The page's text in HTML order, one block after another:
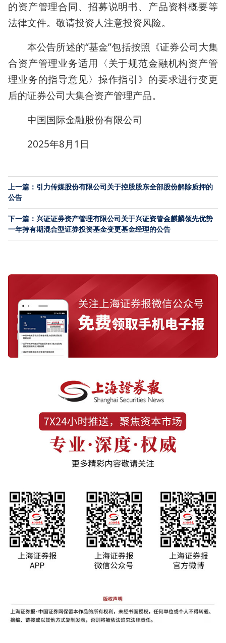
的资产管理合同、招募说明书、产品资料概要等
法律文件。敬请投资人注意投资风险。
本公告所述的“基金”包括按照《证券公司大集
合资产管理业务适用〈关于规范金融机构资产管
理业务的指导意见〉操作指引》的要求进行变更
后的证券公司大集合资产管理产品。
中国国际金融股份有限公司
2025年8月1日
上一篇：引力传媒股份有限公司关于控股股东全部股份解除质押的
公告
下一篇：兴证证券资产管理有限公司关于兴证资管金麒麟领先优势
一年持有期混合型证券投资基金变更基金经理的公告